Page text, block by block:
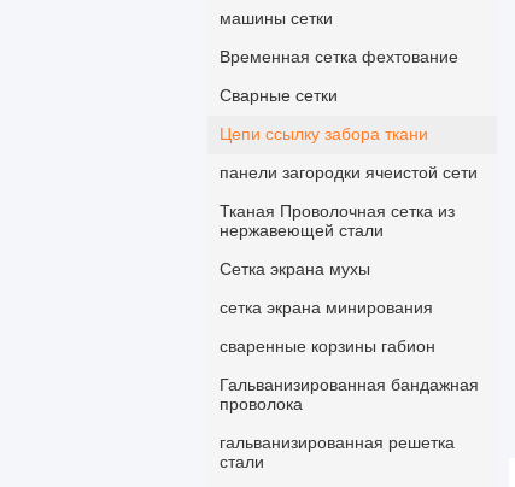
машины сетки
Временная сетка фехтование
Сварные сетки
Цепи ссылку забора ткани
панели загородки ячеистой сети
Тканая Проволочная сетка из
нержавеющей стали
Сетка экрана мухы
сетка экрана минирования
сваренные корзины габион
Гальванизированная бандажная
проволока
гальванизированная решетка
стали